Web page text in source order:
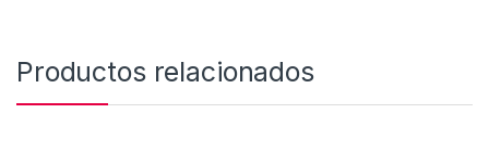
Productos relacionados